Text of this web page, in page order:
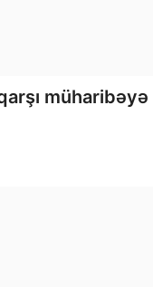
müharibəyə